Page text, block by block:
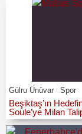
Gülru Ünüvar Spor
Beşiktaş’ın
Soule’ye Milan